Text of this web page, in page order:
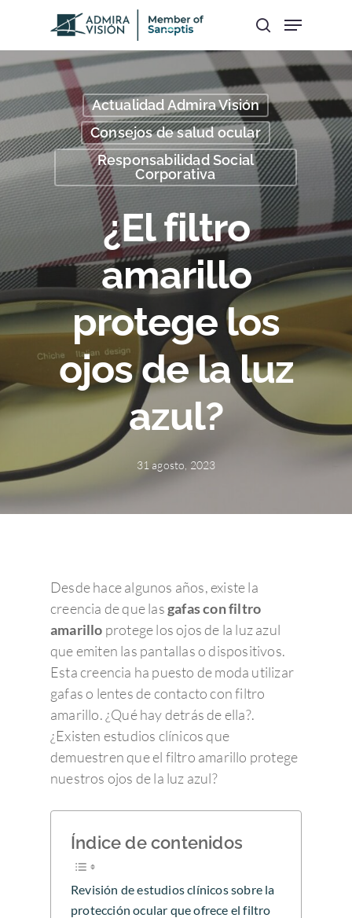
Hit enter to search or ESC to close
Actualidad Admira Visión
Consejos de salud ocular
Responsabilidad Social
Corporativa
¿El filtro
amarillo
protege los
ojos de la luz
azul?
31 agosto, 2023
Desde hace algunos años, existe la
creencia de que lasgafas con filtro
amarillo protege los ojos de la luz azul
que emiten las pantallas o dispositivos.
Esta creencia ha puesto de moda utilizar
gafas o lentes de contacto con filtro
amarillo. ¿Qué hay detrás de ella?.
¿Existen estudios clínicos que
demuestren que el filtro amarillo protege
nuestros ojos de la luz azul?
Índice de contenidos
Revisión de estudios clínicos sobre la
protección ocular que ofrece el filtro